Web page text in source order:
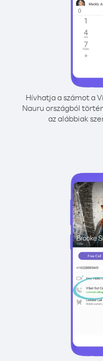
Hívhatja a számot a
Nauru országból
az alábbiak